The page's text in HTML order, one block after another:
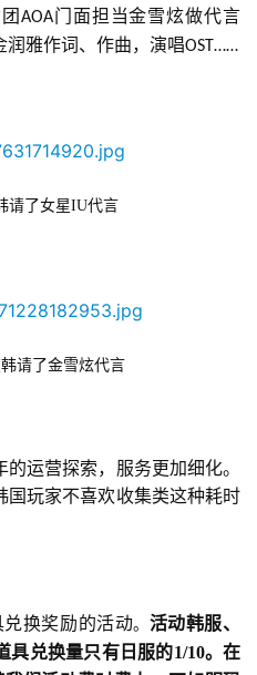
AOA门面担当金雪炫做代言
润雅作词、作曲，演唱OST……
请了女星IU代言
韩请了金雪炫代言
运营探索，服务更加细化。
国玩家不喜欢收集类这种耗时
换奖励的活动。 活动韩服、
具兑换量只有日服的1/10。在